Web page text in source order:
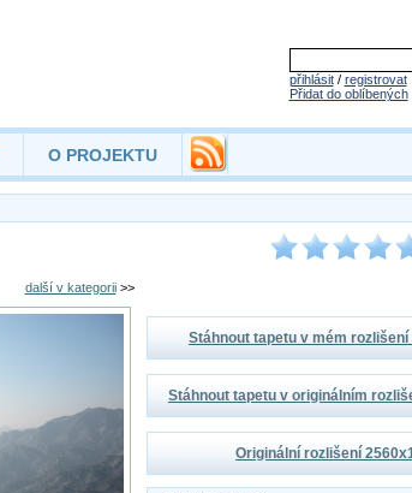
přihlásit/ registrovat
Přidat do oblíbených
O PROJEKTU
další v kategorii>>
Stáhnout tapetu v mém rozlišení
Stáhnout tapetu v originálním
Originální rozlišení